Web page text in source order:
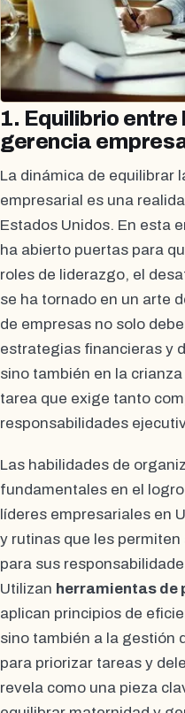
1. Equilibrio
gerencia
La dinámica de equilibrar
empresarial es una
Estados Unidos. En esta
ha abierto puertas para
roles de liderazgo, el
se ha tornado en un arte
de empresas no solo
estrategias financieras y
sino también en la
tarea que exige tanto
responsabilidades
Las habilidades de
fundamentales en el
líderes empresariales en
y rutinas que les
para sus
Utilizan herramientas de
aplican principios de
sino también a la gestión
para priorizar tareas y
revela como una pieza